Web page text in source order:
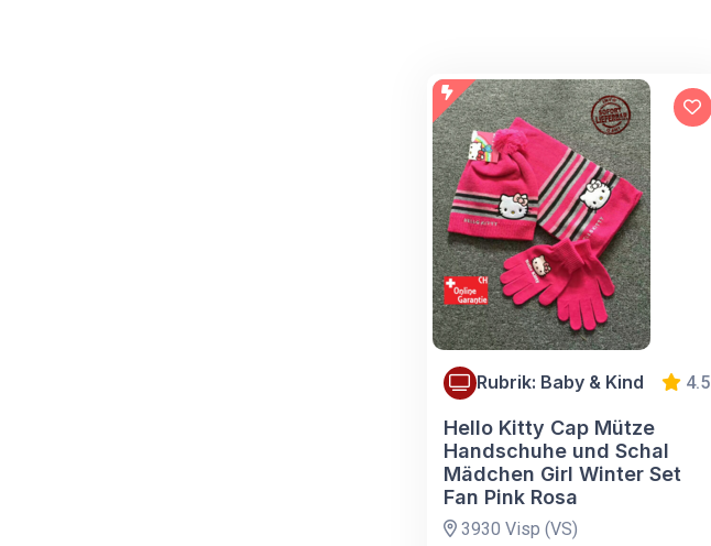
Rubrik: Baby & Kind 4.5
Hello Kitty Cap Mütze
Handschuhe und Schal
Mädchen Girl Winter Set
Fan Pink Rosa
3930 Visp (VS)